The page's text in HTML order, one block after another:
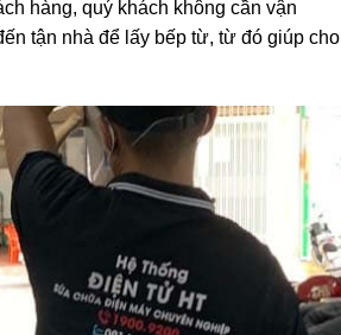
hàng, quý khách không cần vận
tận nhà để lấy bếp từ, từ đó giúp cho